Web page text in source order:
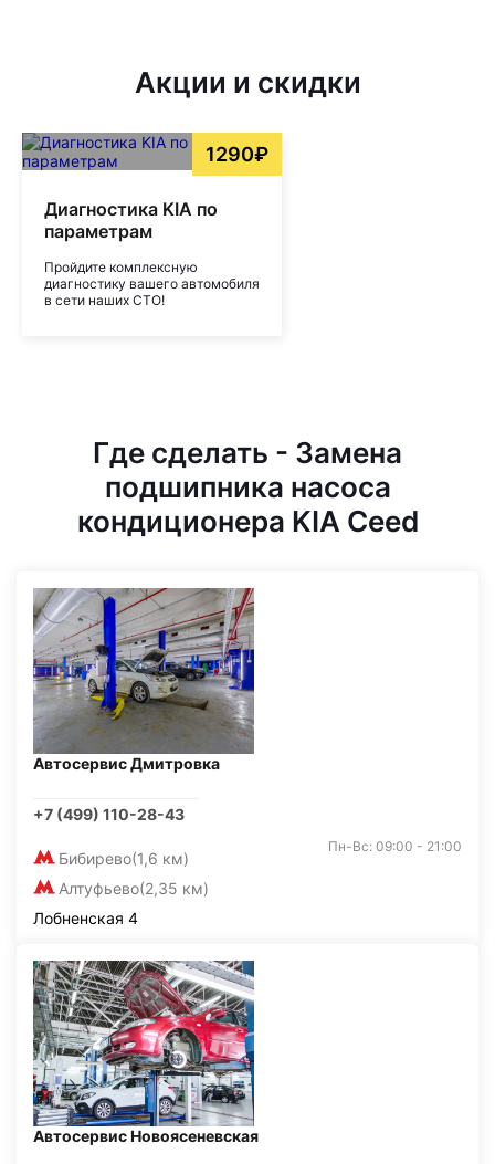
Акции и скидки
1290₽
Диагностика KIA по
параметрам
Пройдите комплексную
диагностику вашего автомобиля
в сети наших СТО!
Где сделать - Замена
подшипника насоса
кондиционера KIA Ceed
Автосервис Дмитровка
+7 (499) 110-28-43
Бибирево(1,6 км)
Алтуфьево(2,35 км)
Пн-Вс: 09:00 - 21:00
Лобненская 4
Автосервис Новоясеневская